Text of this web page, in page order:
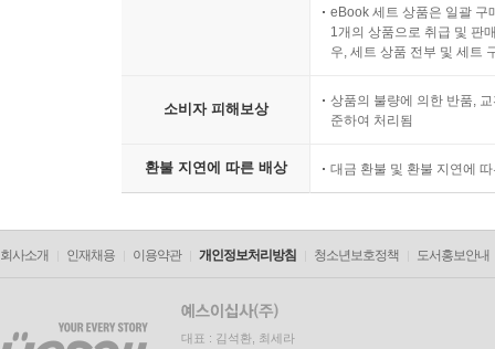
eBook 세트 상품은 일괄 구
1개의 상품으로 취급 및 판
우, 세트 상품 전부 및 세트
소비자 피해보상
상품의 불량에 의한 반품,
준하여 처리됨
환불 지연에 따른 배상 대금 환불 및 환불 지연에
회사소개 인재채용 이용약관 개인정보처리방침 청소년보호정책 도서홍보안내
대표 : 김석환, 최세라